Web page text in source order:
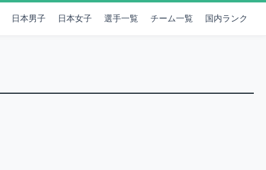
日本男子 日本女子 選手一覧 チーム一覧 国内ランク